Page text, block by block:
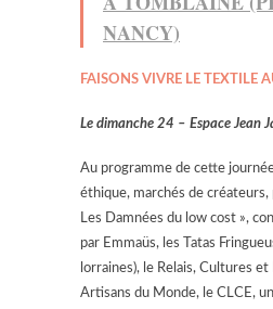
NANCY)
FAISONS VIVRE LE TEXTILE
Le dimanche 24 – Espace Jean
Au programme de cette
éthique, marchés de
Les Damnées du low cost »,
par Emmaüs, les Tatas
lorraines), le Relais, Cultures
Artisans du Monde, le CLCE,